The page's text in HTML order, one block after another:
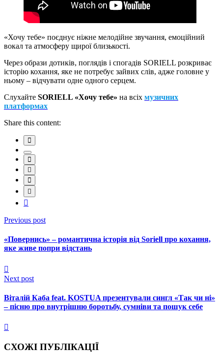
«Хочу тебе» поєднує ніжне мелодійне звучання, емоційний
вокал та атмосферу щирої близькості.
Через образи дотиків, поглядів і спогадів SORIELL розкриває
історію кохання, яке не потребує зайвих слів, адже головне у
ньому – відчувати одне одного серцем.
Слухайте SORIELL «Хочу тебе» на всіх музичних
платформах
Share this content:
Previous post
«Повернись» – романтична історія від Soriell про кохання,
яке живе попри відстань
Next post
Віталій Каба feat. KOSTUA презентували сингл «Так чи ні»
– пісню про внутрішню боротьбу, сумніви та пошук себе
СХОЖІ ПУБЛІКАЦІЇ